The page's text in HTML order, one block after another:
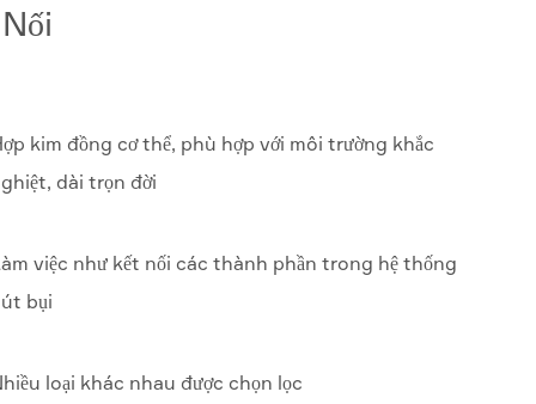
kim đồng cơ thể, phù hợp với môi trường khắc
dài trọn đời
việc như kết nối các thành phần trong hệ thống
bụi
loại khác nhau được chọn lọc